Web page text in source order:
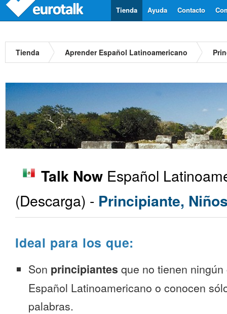
Contacto
Ayuda
Tienda
Tienda Aprender Español Latinoamericano
Talk Now Español
(Descarga) - Principiante,
Ideal para los que:
Son principiantes que no tienen
Español Latinoamericano o conocen
palabras.